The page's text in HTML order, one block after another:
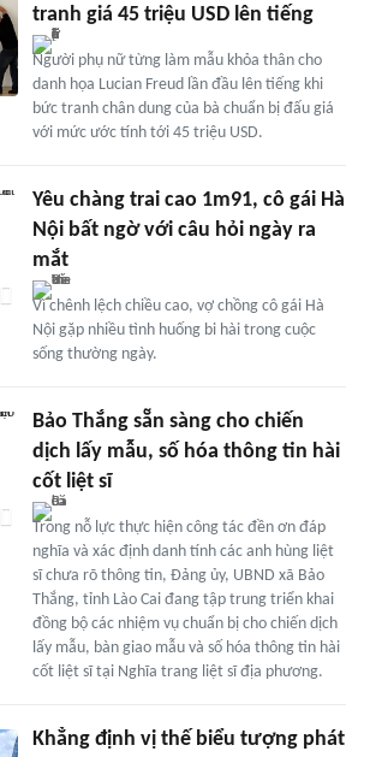
tranh giá 45 triệu USD lên tiếng
Người phụ nữ từng làm mẫu khỏa thân cho
danh họa Lucian Freud lần đầu lên tiếng khi
bức tranh chân dung của bà chuẩn bị đấu giá
với mức ước tính tới 45 triệu USD.
Yêu chàng trai cao 1m91, cô gái Hà
Nội bất ngờ với câu hỏi ngày ra
mắt
Vì chênh lệch chiều cao, vợ chồng cô gái Hà
Nội gặp nhiều tình huống bi hài trong cuộc
sống thường ngày.
Bảo Thắng sẵn sàng cho chiến
dịch lấy mẫu, số hóa thông tin hài
cốt liệt sĩ
Trong nỗ lực thực hiện công tác đền ơn đáp
nghĩa và xác định danh tính các anh hùng liệt
sĩ chưa rõ thông tin, Đảng ủy, UBND xã Bảo
Thắng, tỉnh Lào Cai đang tập trung triển khai
đồng bộ các nhiệm vụ chuẩn bị cho chiến dịch
lấy mẫu, bàn giao mẫu và số hóa thông tin hài
cốt liệt sĩ tại Nghĩa trang liệt sĩ địa phương.
Khẳng định vị thế biểu tượng phát